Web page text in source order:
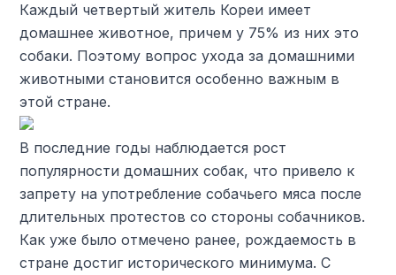
Каждый четвертый житель Кореи имеет
домашнее животное, причем у 75% из них это
собаки. Поэтому вопрос ухода за домашними
животными становится особенно важным в
этой стране.
В последние годы наблюдается рост
популярности домашних собак, что привело к
запрету на употребление собачьего мяса после
длительных протестов со стороны собачников.
Как уже было отмечено ранее, рождаемость в
стране достиг исторического минимума. С